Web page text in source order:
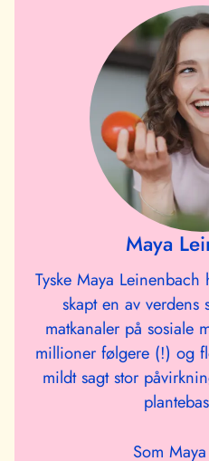
Maya
Tyske Maya Leinenbach
skapt en av verdens
matkanaler på sosiale
millioner følgere (!) og
mildt sagt stor
Som